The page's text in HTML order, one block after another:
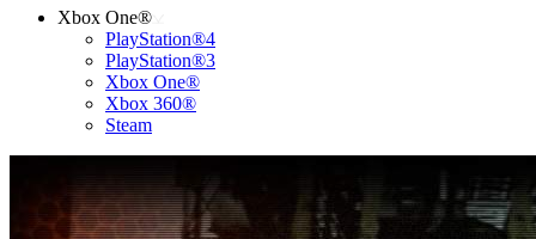
Xbox One®
PlayStation®4
PlayStation®3
Xbox One®
Xbox 360®
Steam